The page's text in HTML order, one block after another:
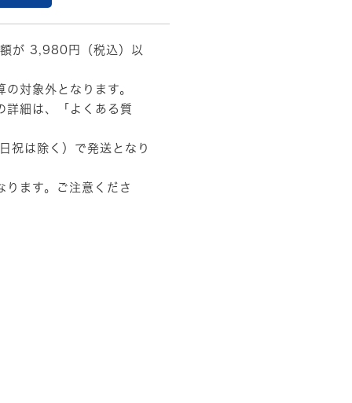
が 3,980円（税込）以
対象外となります。
細は、
「よくある質
祝は除く）で発送となり
ます。ご注意くださ